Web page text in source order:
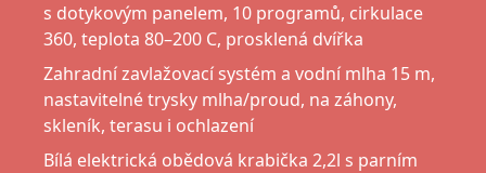
s dotykovým panelem, 10 programů, cirkulace
360, teplota 80–200 C, prosklená dvířka
Zahradní zavlažovací systém a vodní mlha 15 m,
nastavitelné trysky mlha/proud, na záhony,
skleník, terasu i ochlazení
Bílá elektrická obědová krabička 2,2l s parním